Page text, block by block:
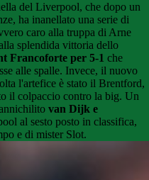
del Liverpool, che dopo un
ha inanellato una serie di
caro alla truppa di Arne
splendida vittoria dello
Francoforte per 5-1 che
alle spalle. Invece, il nuovo
l'artefice è stato il Brentford,
il colpaccio contro la big. Un
van Dijk e
al sesto posto in classifica,
e di mister Slot.